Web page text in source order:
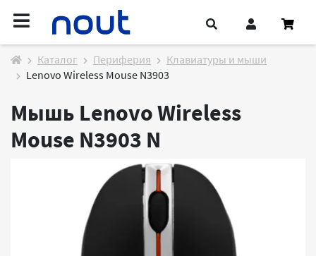
Каталог Периферия
Клавиатуры и мыши
Lenovo Wireless Mouse N3903
Мышь Lenovo Wireless
Mouse N3903 N